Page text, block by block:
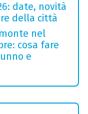
date, novità
della città
nel
cosa fare
e